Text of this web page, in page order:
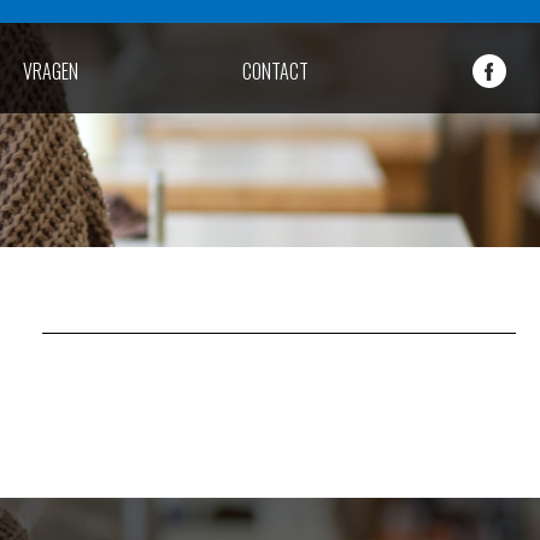
VRAGEN CONTACT